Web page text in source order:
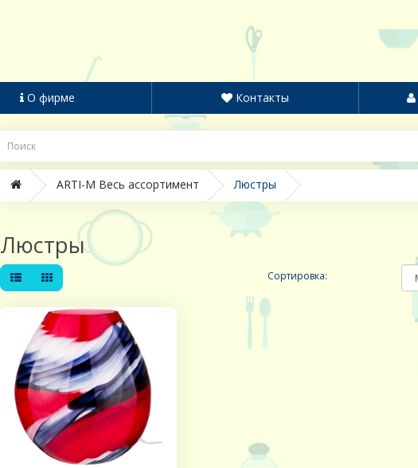
О фирме Контакты
ARTI-M Весь ассортимент Люстры
Люстры
Сортировка: